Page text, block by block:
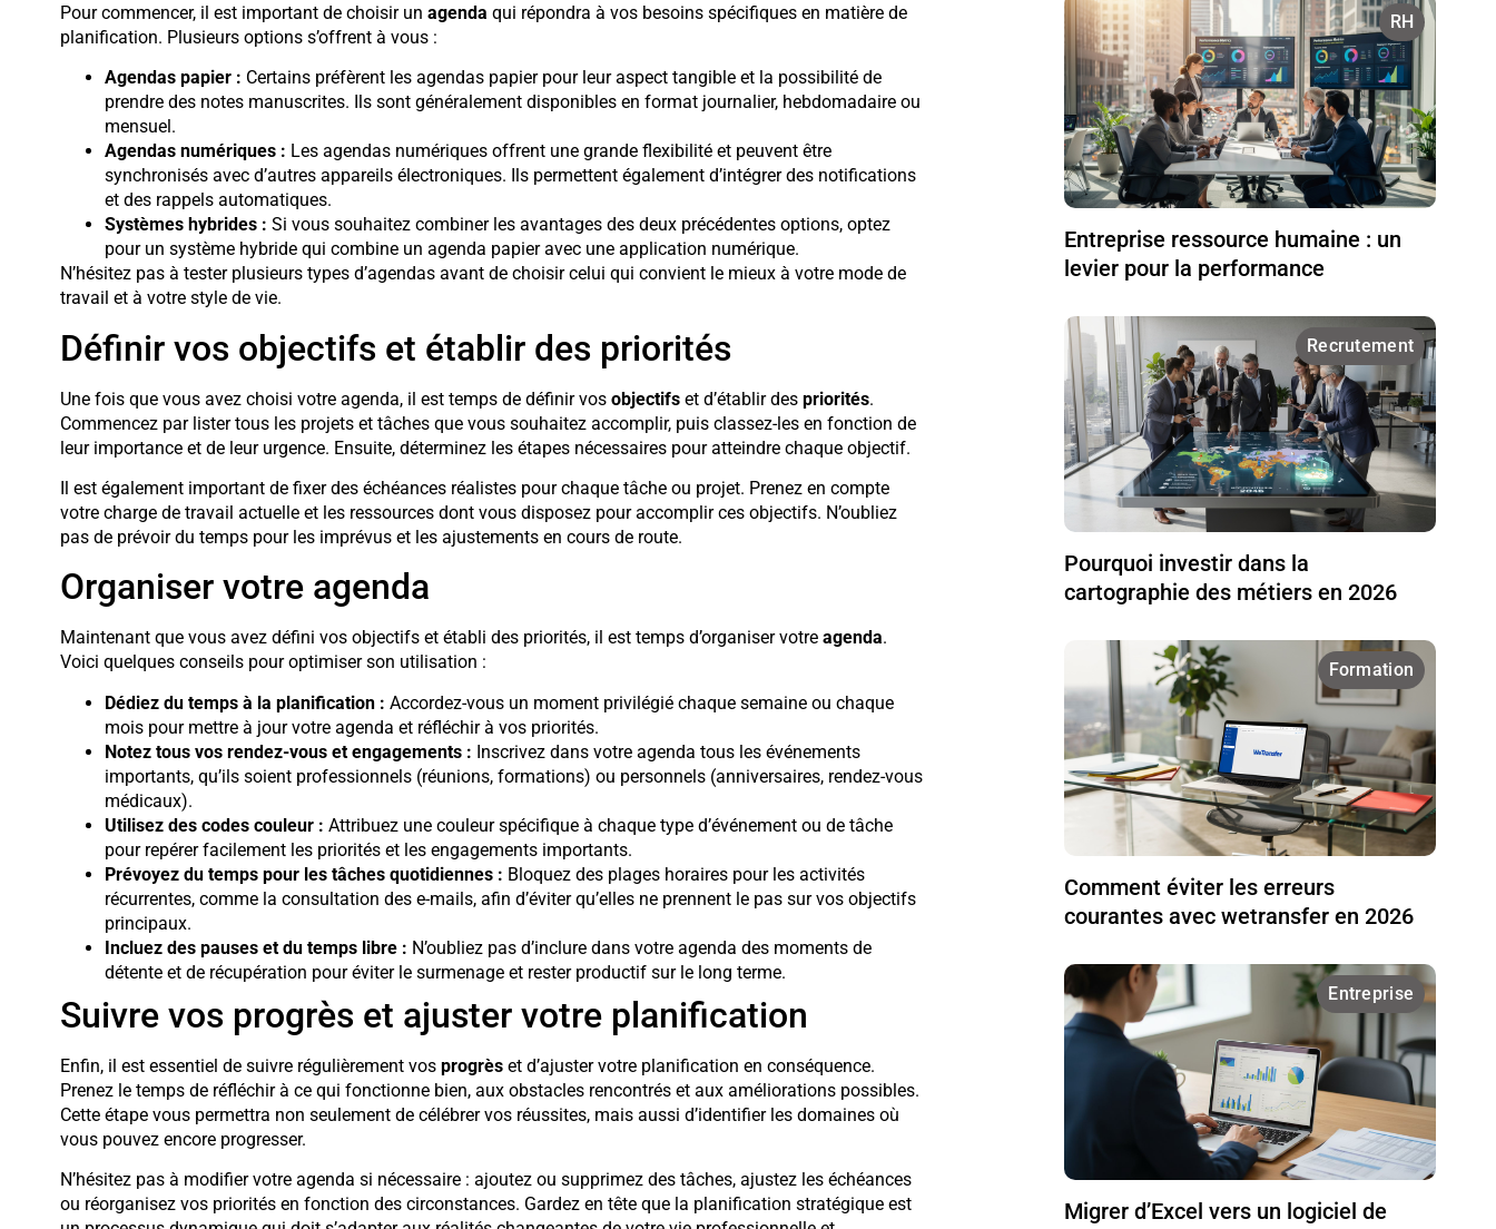
Pour commencer, il est important de choisir un agenda qui répondra à vos besoins spécifiques en matière de
planification. Plusieurs options s’offrent à vous :
Agendas papier : Certains préfèrent les agendas papier pour leur aspect tangible et la possibilité de
prendre des notes manuscrites. Ils sont généralement disponibles en format journalier, hebdomadaire ou
mensuel.
Agendas numériques : Les agendas numériques offrent une grande flexibilité et peuvent être
synchronisés avec d’autres appareils électroniques. Ils permettent également d’intégrer des notifications
et des rappels automatiques.
Systèmes hybrides : Si vous souhaitez combiner les avantages des deux précédentes options, optez
pour un système hybride qui combine un agenda papier avec une application numérique.
N’hésitez pas à tester plusieurs types d’agendas avant de choisir celui qui convient le mieux à votre mode de
travail et à votre style de vie.
Définir vos objectifs et établir des priorités
Une fois que vous avez choisi votre agenda, il est temps de définir vos objectifset d’établir des priorités.
Commencez par lister tous les projets et tâches que vous souhaitez accomplir, puis classez-les en fonction de
leur importance et de leur urgence. Ensuite, déterminez les étapes nécessaires pour atteindre chaque objectif.
Il est également important de fixer des échéances réalistes pour chaque tâche ou projet. Prenez en compte
votre charge de travail actuelle et les ressources dont vous disposez pour accomplir ces objectifs. N’oubliez
pas de prévoir du temps pour les imprévus et les ajustements en cours de route.
Organiser votre agenda
Maintenant que vous avez défini vos objectifs et établi des priorités, il est temps d’organiser votre agenda.
Voici quelques conseils pour optimiser son utilisation :
Dédiez du temps à la planification : Accordez-vous un moment privilégié chaque semaine ou chaque
mois pour mettre à jour votre agenda et réfléchir à vos priorités.
Notez tous vos rendez-vous et engagements : Inscrivez dans votre agenda tous les événements
importants, qu’ils soient professionnels (réunions, formations) ou personnels (anniversaires, rendez-vous
médicaux).
Utilisez des codes couleur : Attribuez une couleur spécifique à chaque type d’événement ou de tâche
pour repérer facilement les priorités et les engagements importants.
Prévoyez du temps pour les tâches quotidiennes : Bloquez des plages horaires pour les activités
récurrentes, comme la consultation des e-mails, afin d’éviter qu’elles ne prennent le pas sur vos objectifs
principaux.
Incluez des pauses et du temps libre : N’oubliez pas d’inclure dans votre agenda des moments de
détente et de récupération pour éviter le surmenage et rester productif sur le long terme.
Suivre vos progrès et ajuster votre planification
Enfin, il est essentiel de suivre régulièrement vos progrèset d’ajuster votre planification en conséquence.
Prenez le temps de réfléchir à ce qui fonctionne bien, aux obstacles rencontrés et aux améliorations possibles.
Cette étape vous permettra non seulement de célébrer vos réussites, mais aussi d’identifier les domaines où
vous pouvez encore progresser.
N’hésitez pas à modifier votre agenda si nécessaire : ajoutez ou supprimez des tâches, ajustez les échéances
ou réorganisez vos priorités en fonction des circonstances. Gardez en tête que la planification stratégique est
RH
Entreprise ressource humaine : un
levier pour la performance
Recrutement
Pourquoi investir dans la
cartographie des métiers en 2026
Formation
Comment éviter les erreurs
courantes avec wetransfer en 2026
Entreprise
Migrer d’Excel vers un logiciel de